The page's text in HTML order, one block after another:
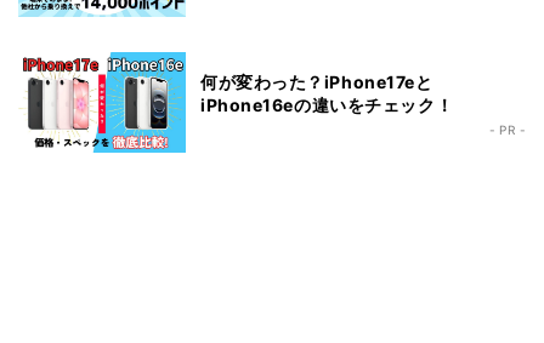
何が変わった？iPhone17eと
iPhone16eの違いをチェック！
- PR -